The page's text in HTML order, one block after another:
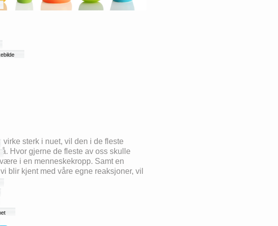
sterk i nuet, vil den i de fleste
Hvor gjerne de fleste av oss skulle
i en menneskekropp. Samt en
blir kjent med våre egne reaksjoner, vil